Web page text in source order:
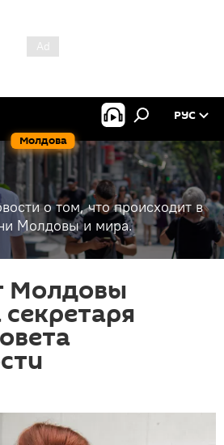
Молдова
РУС
о том, что происходит в
Молдовы и мира.
Молдовы